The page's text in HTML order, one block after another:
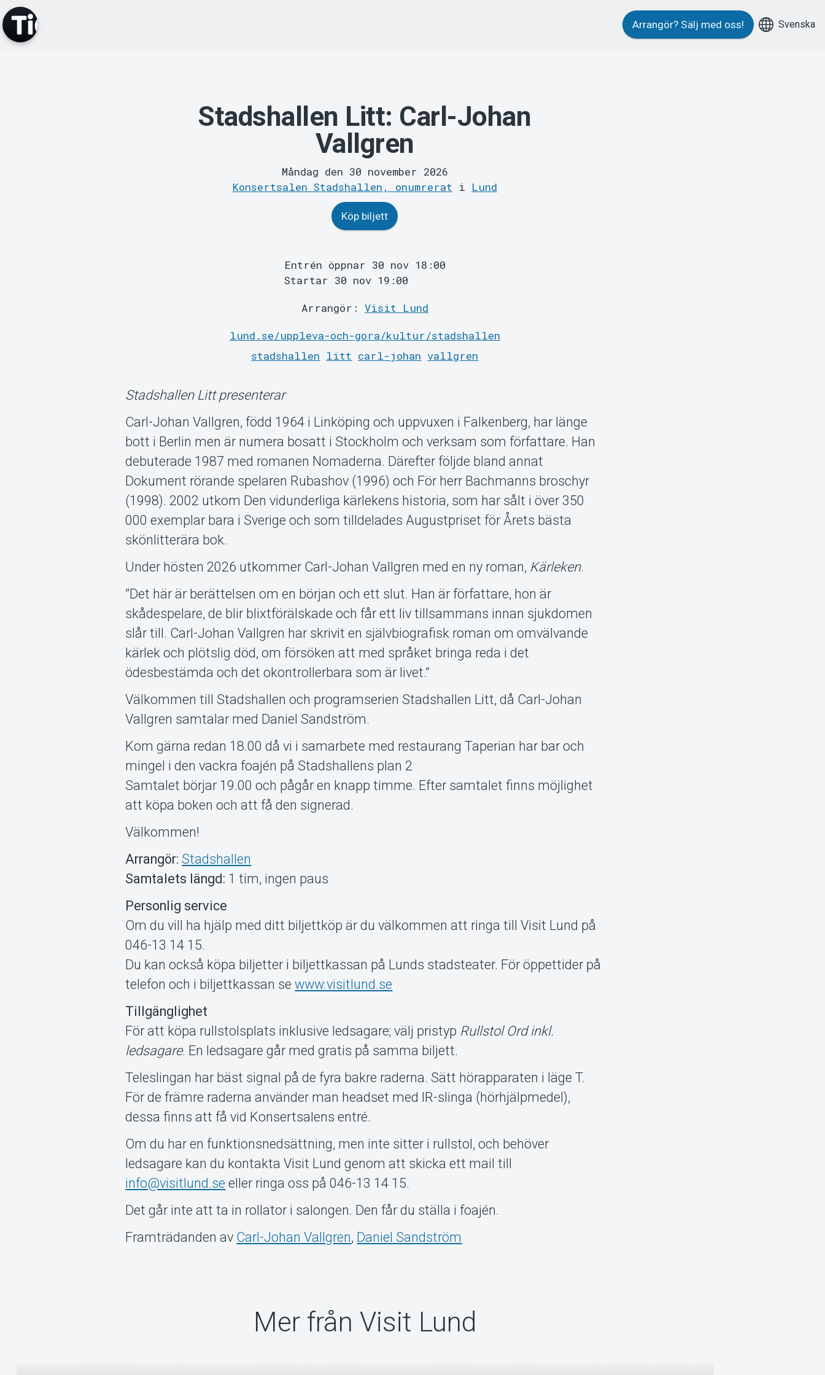
Arrangör? Sälj med oss! Svenska
Stadshallen Litt: Carl-Johan
Vallgren
Måndag den 30 november 2026
Konsertsalen Stadshallen, onumrerat i Lund
Köp biljett
Entrén öppnar 30 nov 18:00
Startar 30 nov 19:00
Arrangör: Visit Lund
lund.se/uppleva-och-gora/kultur/stadshallen
stadshallen litt carl-johan vallgren
Stadshallen Litt presenterar
Carl-Johan Vallgren, född 1964 i Linköping och uppvuxen i Falkenberg, har länge
bott i Berlin men är numera bosatt i Stockholm och verksam som författare. Han
debuterade 1987 med romanen Nomaderna. Därefter följde bland annat
Dokument rörande spelaren Rubashov (1996) och För herr Bachmanns broschyr
(1998). 2002 utkom Den vidunderliga kärlekens historia, som har sålt i över 350
000 exemplar bara i Sverige och som tilldelades Augustpriset för Årets bästa
skönlitterära bok.
Under hösten 2026 utkommer Carl-Johan Vallgren med en ny roman, Kärleken.
”Det här är berättelsen om en början och ett slut. Han är författare, hon är
skådespelare, de blir blixtförälskade och får ett liv tillsammans innan sjukdomen
slår till. Carl-Johan Vallgren har skrivit en självbiografisk roman om omvälvande
kärlek och plötslig död, om försöken att med språket bringa reda i det
ödesbestämda och det okontrollerbara som är livet.”
Välkommen till Stadshallen och programserien Stadshallen Litt, då Carl-Johan
Vallgren samtalar med Daniel Sandström.
Kom gärna redan 18.00 då vi i samarbete med restaurang Taperian har bar och
mingel i den vackra foajén på Stadshallens plan 2
Samtalet börjar 19.00 och pågår en knapp timme. Efter samtalet finns möjlighet
att köpa boken och att få den signerad.
Välkommen!
Arrangör: Stadshallen
Samtalets längd: 1 tim, ingen paus
Personlig service
Om du vill ha hjälp med ditt biljettköp är du välkommen att ringa till Visit Lund på
046-13 14 15.
Du kan också köpa biljetter i biljettkassan på Lunds stadsteater. För öppettider på
telefon och i biljettkassan sewww.visitlund.se
Tillgänglighet
För att köpa rullstolsplats inklusive ledsagare; välj pristyp Rullstol Ord inkl.
ledsagare. En ledsagare går med gratis på samma biljett.
Teleslingan har bäst signal på de fyra bakre raderna. Sätt hörapparaten i läge T.
För de främre raderna använder man headset med IR-slinga (hörhjälpmedel),
dessa finns att få vid Konsertsalens entré.
Om du har en funktionsnedsättning, men inte sitter i rullstol, och behöver
ledsagare kan du kontakta Visit Lund genom att skicka ett mail till
info@visitlund.se eller ringa oss på 046-13 14 15.
Det går inte att ta in rollator i salongen. Den får du ställa i foajén.
Framträdanden av Carl-Johan Vallgren, Daniel Sandström
Mer från Visit Lund